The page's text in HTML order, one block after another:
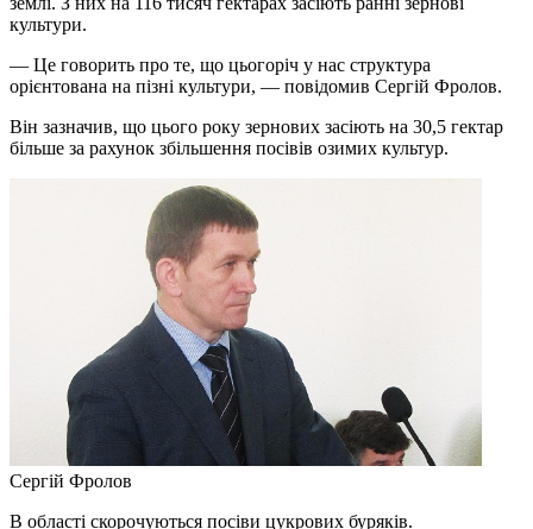
культури.
— Це говорить про те, що цьогоріч у нас структура
орієнтована на пізні культури, — повідомив Сергій Фролов.
Він зазначив, що цього року зернових засіють на 30,5 гектар
більше за рахунок збільшення посівів озимих культур.
Сергій Фролов
В області скорочуються посіви цукрових буряків.